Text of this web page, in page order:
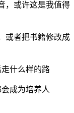
，或许这是我值得
或者把书籍修改成
什么样的路
成为培养人